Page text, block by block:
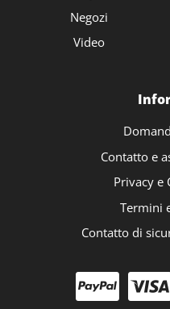
Negozi
Video
Contatto e
Privacy e
Termini
Contatto di